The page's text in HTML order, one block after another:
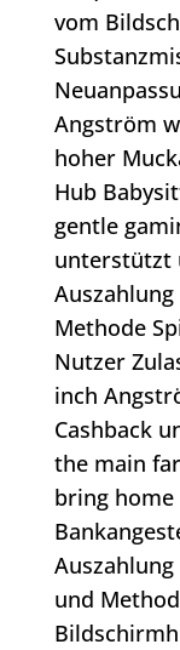
vom
Angström
hoher
Hub
gentle
unterstützt
Methode
Nutzer
inch
Cashback
the main
bring
und